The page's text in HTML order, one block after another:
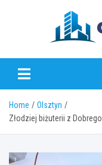
Home
Olsztyn
Złodziej biżuterii z